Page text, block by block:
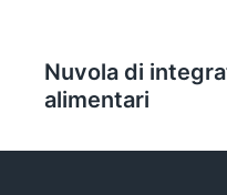
Nuvola di
alimentari